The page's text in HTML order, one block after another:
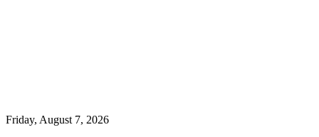
Friday, August 7, 2026